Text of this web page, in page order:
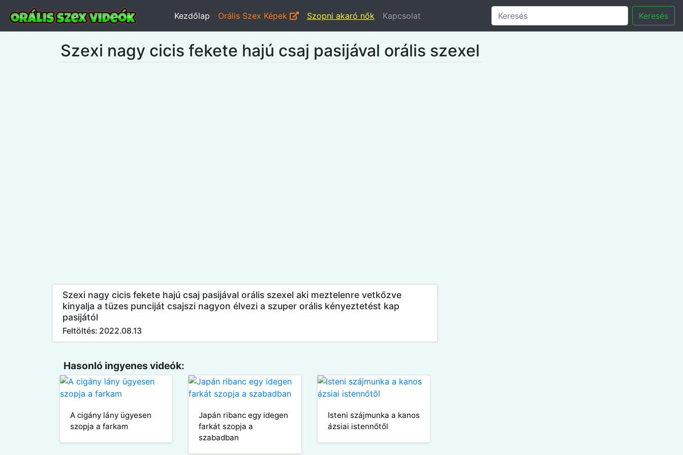
Kezdőlap Orális Szex Képek Szopni akaró nők Kapcsolat Keresés
Szexi nagy cicis fekete hajú csaj pasijával orális szexel
Szexi nagy cicis fekete hajú csaj pasijával orális szexel aki meztelenre vetkőzve
kinyalja a tüzes punciját csajszi nagyon élvezi a szuper orális kényeztetést kap
pasijától
Feltöltés: 2022.08.13
Hasonló ingyenes videók:
A cigány lány ügyesen
szopja a farkam
Japán ribanc egy idegen
farkát szopja a
szabadban
Isteni szájmunka a kanos
ázsiai istennőtől